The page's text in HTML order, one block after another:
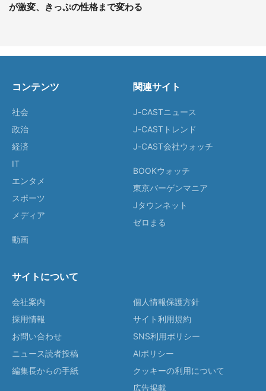
が激変、きっぷの性格まで変わる
コンテンツ
社会
政治
経済
IT
エンタメ
スポーツ
メディア
動画
関連サイト
J-CASTニュース
J-CASTトレンド
J-CAST会社ウォッチ
BOOKウォッチ
東京バーゲンマニア
Jタウンネット
ゼロまる
サイトについて
会社案内
採用情報
お問い合わせ
ニュース読者投稿
編集長からの手紙
個人情報保護方針
サイト利用規約
SNS利用ポリシー
AIポリシー
クッキーの利用について
広告掲載